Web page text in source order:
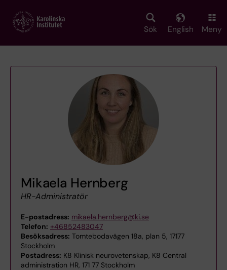
main
Sök English Meny
Mikaela Hernberg
HR-Administratör
E-postadress: mikaela.hernberg@ki.se
Telefon: +46852483047
Besöksadress: Tomtebodavägen 18a, plan 5, 17177
Stockholm
Postadress: K8 Klinisk neurovetenskap, K8 Central
administration HR, 171 77 Stockholm